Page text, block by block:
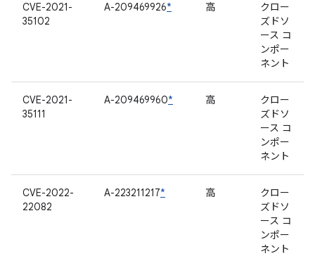
CVE-2021-
35102
A-209469926* 高
クロー
ズドソ
ース コ
ンポー
ネント
CVE-2021-
35111
A-209469960* 高
クロー
ズドソ
ース コ
ンポー
ネント
CVE-2022-
22082
A-223211217* 高
クロー
ズドソ
ース コ
ンポー
ネント